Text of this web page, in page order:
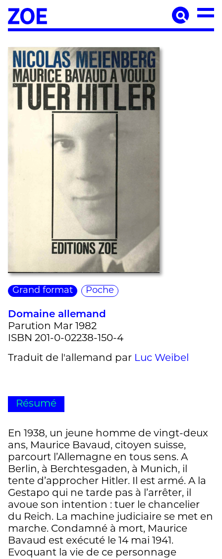
Accueil
À paraître
Catalogue
Auteur·ices
Agenda
Les éditions Zoé
Diffusion
Médiation culturelle
Foreign rights
Mentions légales
Newsletter
Grand format Poche
Domaine allemand
Parution Mar 1982
ISBN 201-0-02238-150-4
Traduit de l'allemand par Luc Weibel
Résumé
En 1938, un jeune homme de vingt-deux
ans, Maurice Bavaud, citoyen suisse,
parcourt l’Allemagne en tous sens. A
Berlin, à Berchtesgaden, à Munich, il
tente d’approcher Hitler. Il est armé. A la
Gestapo qui ne tarde pas à l’arrêter, il
avoue son intention : tuer le chancelier
du Reich. La machine judiciaire se met en
marche. Condamné à mort, Maurice
Bavaud est exécuté le 14 mai 1941.
Evoquant la vie de ce personnage